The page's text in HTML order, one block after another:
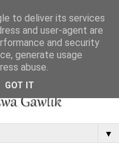
▼
to deliver its services
and user-agent are
and security
generate usage
abuse.
GOT IT